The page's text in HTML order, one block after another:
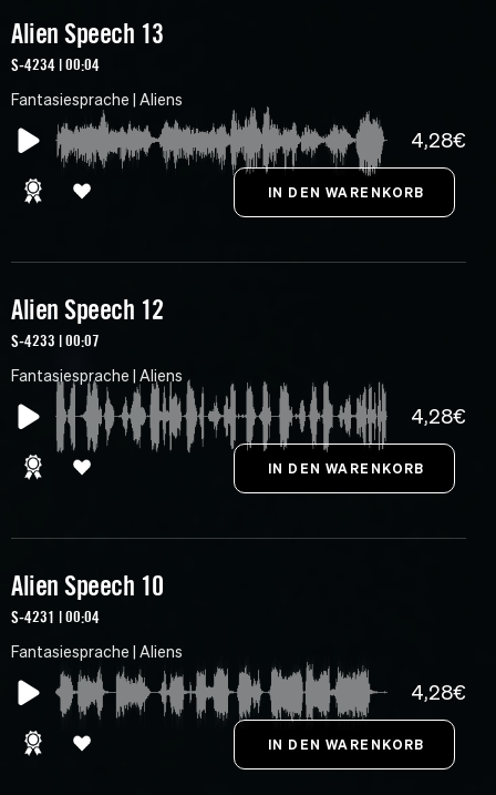
Alien Speech 13
S-4234 | 00:04
Fantasiesprache | Aliens
4,28€
Alien Speech 12
S-4233 | 00:07
Fantasiesprache | Aliens
4,28€
Alien Speech 10
S-4231 | 00:04
Fantasiesprache | Aliens
4,28€